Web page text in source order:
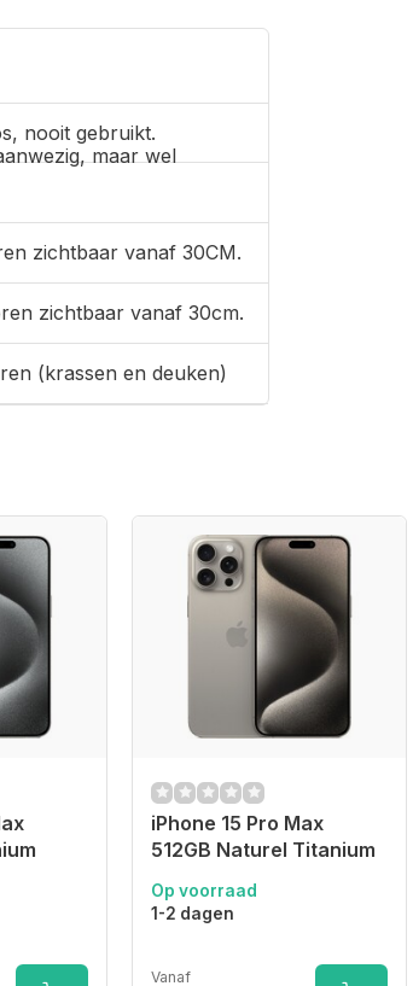
nooit gebruikt.
maar wel
zichtbaar vanaf 30CM.
zichtbaar vanaf 30cm.
(krassen en deuken)
iPhone 15 Pro Max
512GB Naturel Titanium
Op voorraad
1-2 dagen
Vanaf